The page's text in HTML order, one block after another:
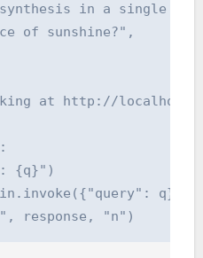
in a single
of sunshine?",
at http://
{q}")
q})
response, "n")